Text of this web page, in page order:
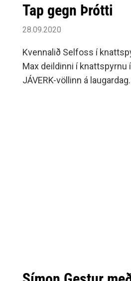
Tap gegn Þrótti
28.09.2020
Kvennalið Selfoss í
Max deildinni í knattspyrnu
JÁVERK-völlinn á laugardag.